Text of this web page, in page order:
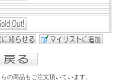
の商品もご注文頂いています。